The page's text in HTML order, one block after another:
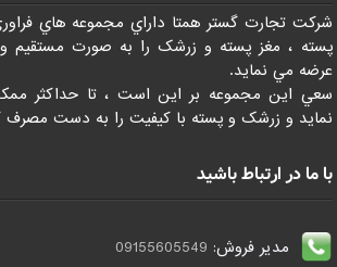
شرکت تجارت گستر همتا داراي مجموعه هاي
پسته ، مغز پسته و زرشک را به صورت مستقيم و
عرضه مي نمايد.
سعي اين مجموعه بر اين است ، تا حداکثر
نمايد و زرشک و پسته با کيفيت را به دست مصرف
با ما در ارتباط باشید
مدیر فروش: 09155605549